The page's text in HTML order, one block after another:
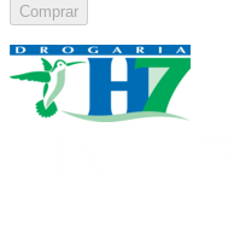
Comprar